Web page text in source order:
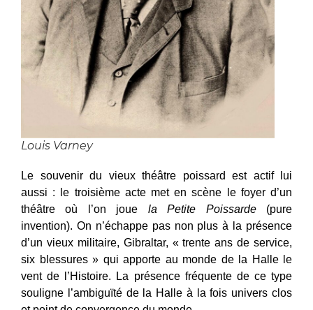
Louis Varney
Le souvenir du vieux théâtre poissard est actif lui
aussi : le troisième acte met en scène le foyer d’un
théâtre où l’on joue la Petite Poissarde(pure
invention). On n’échappe pas non plus à la présence
d’un vieux militaire, Gibraltar, « trente ans de service,
six blessures » qui apporte au monde de la Halle le
vent de l’Histoire. La présence fréquente de ce type
souligne l’ambiguïté de la Halle à la fois univers clos